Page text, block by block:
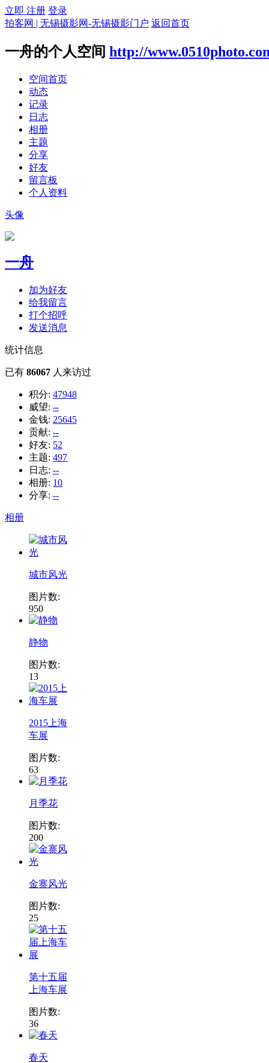
立即 注册 登录
拍客网 | 无锡摄影网-无锡摄影门户 返回首页
一舟的个人空间 http://
空间首页
动态
记录
日志
相册
主题
分享
好友
留言板
个人资料
头像
一舟
加为好友
给我留言
打个招呼
发送消息
统计信息
已有 86067 人来访过
积分: 47948
威望: --
金钱: 25645
贡献: --
好友: 52
主题: 497
日志: --
相册: 10
分享: --
相册
城市风光
图片数:
950
静物
图片数:
13
2015上海
车展
图片数:
63
月季花
图片数:
200
金寨风光
图片数:
25
第十五届
上海车展
图片数:
36
春天